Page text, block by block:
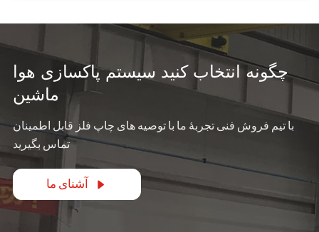
چگونه انتخاب کنید سیستم پاکسازی هوا
ماشین
با تیم فروش فنی تجربهٔ ما با توصیه های چاپ فلز قابل اطمینان
تماس بگیرید
